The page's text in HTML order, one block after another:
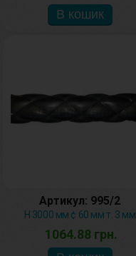
Артикул: 995/2
H 3000 мм ¢ 60 мм т. 3 мм
1064.88 грн.